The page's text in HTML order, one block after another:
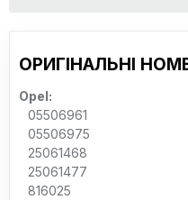
ОРИГІНАЛЬНІ
Opel:
05506961
05506975
25061468
25061477
816025